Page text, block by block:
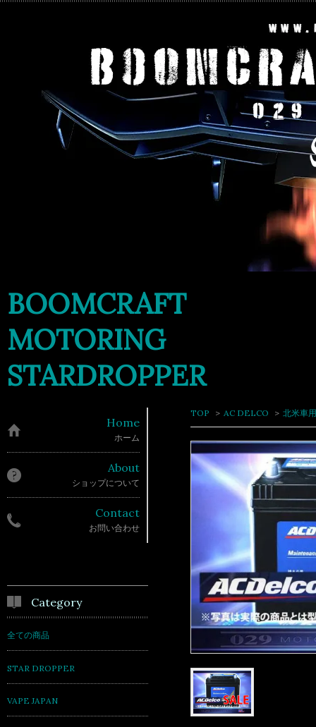
BOOMCRAFT
MOTORING
STARDROPPER
TOP > AC DELCO > 北米車
Home
ホーム
About
ショップについて
Contact
お問い合わせ
Category
全ての商品
STAR DROPPER
VAPE JAPAN